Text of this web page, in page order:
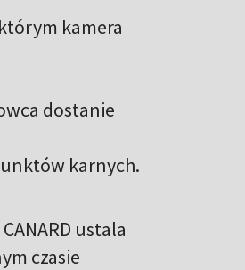
kamera
dostanie
karnych.
ustala
czasie